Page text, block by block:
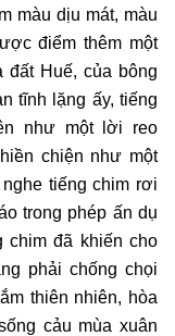
màu dịu mát, màu
điểm thêm một
đất Huế, của bông
tĩnh lặng ấy, tiếng
như một lời reo
chiện như một
tiếng chim rơi
trong phép ấn dụ
chim đã khiến cho
phải chống chọi
thiên nhiên, hòa
cảu mùa xuân